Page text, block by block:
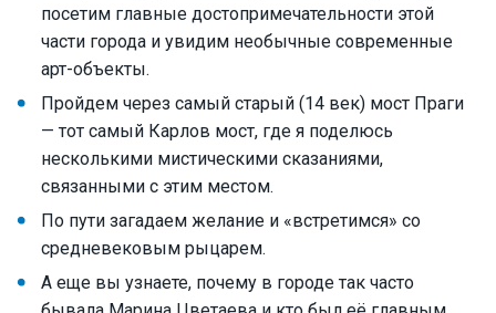
посетим главные достопримечательности этой
части города и увидим необычные современные
арт-объекты.
Пройдем через самый старый (14 век) мост Праги
— тот самый Карлов мост, где я поделюсь
несколькими мистическими сказаниями,
связанными с этим местом.
По пути загадаем желание и «встретимся» со
средневековым рыцарем.
А еще вы узнаете, почему в городе так часто